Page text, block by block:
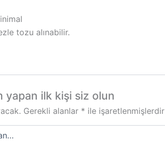
tozu alınabilir.
yapan ilk kişi siz olun
Gerekli alanlar * ile işaretlenmişlerdir